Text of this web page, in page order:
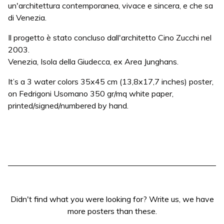
un'architettura contemporanea, vivace e sincera, e che sa
di Venezia.
Il progetto è stato concluso dall'architetto Cino Zucchi nel
2003.
Venezia, Isola della Giudecca, ex Area Junghans.
It’s a 3 water colors 35x45 cm (13,8x17,7 inches) poster,
on Fedrigoni Usomano 350 gr/mq white paper,
printed/signed/numbered by hand.
Didn't find what you were looking for? Write us, we have
more posters than these.